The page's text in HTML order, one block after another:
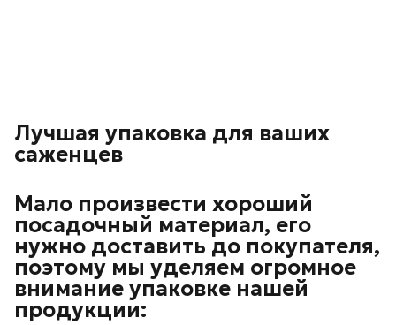
Лучшая упаковка для ваших
саженцев
Мало произвести хороший
посадочный материал, его
нужно доставить до покупателя,
поэтому мы уделяем огромное
внимание упаковке нашей
продукции: